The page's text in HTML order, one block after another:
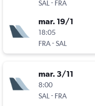
SAL - FRA
mar. 19/1
18:05
FRA-SAL
mar. 3/11
8:00
SAL - FRA